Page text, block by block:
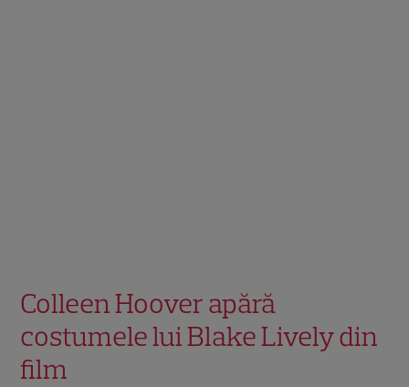
Colleen Hoover apără
costumele lui Blake Lively din
film